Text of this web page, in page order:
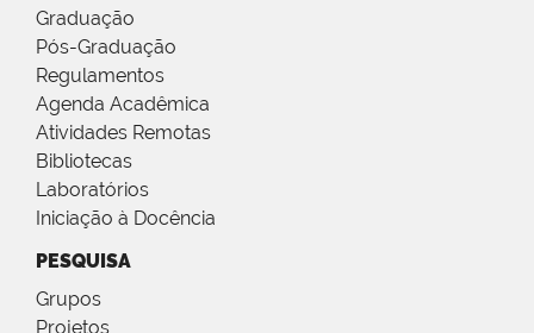
Graduação
Pós-Graduação
Regulamentos
Agenda Acadêmica
Atividades Remotas
Bibliotecas
Laboratórios
Iniciação à Docência
PESQUISA
Grupos
Projetos